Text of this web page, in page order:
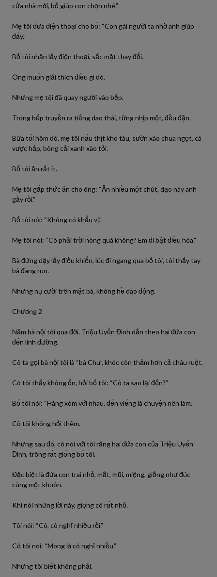
cửa nhà mới, bố giúp con chọn nhé.”
Mẹ tôi đưa điện thoại cho bố: “Con gái người ta nhờ anh giúp
đấy.”
Bố tôi nhận lấy điện thoại, sắc mặt thay đổi.
Ông muốn giải thích điều gì đó.
Nhưng mẹ tôi đã quay người vào bếp.
Trong bếp truyền ra tiếng dao thái, từng nhịp một, đều đặn.
Bữa tối hôm đó, mẹ tôi nấu thịt kho tàu, sườn xào chua ngọt, cá
vược hấp, bông cải xanh xào tỏi.
Bố tôi ăn rất ít.
Mẹ tôi gắp thức ăn cho ông: “Ăn nhiều một chút, dạo này anh
gầy rồi.”
Bố tôi nói: “Không có khẩu vị.”
Mẹ tôi nói: “Có phải trời nóng quá không? Em đi bật điều hòa.”
Bà đứng dậy lấy điều khiển, lúc đi ngang qua bố tôi, tôi thấy tay
bà đang run.
Nhưng nụ cười trên mặt bà, không hề dao động.
Chương 2
Năm bà nội tôi qua đời, Triệu Uyển Đình dẫn theo hai đứa con
đến linh đường.
Cô ta gọi bà nội tôi là “bà Chu”, khóc còn thảm hơn cả cháu ruột.
Cô tôi thấy không ổn, hỏi bố tôi: “Cô ta sao lại đến?”
Bố tôi nói: “Hàng xóm với nhau, đến viếng là chuyện nên làm.”
Cô tôi không hỏi thêm.
Nhưng sau đó, cô nói với tôi rằng hai đứa con của Triệu Uyển
Đình, trông rất giống bố tôi.
Đặc biệt là đứa con trai nhỏ, mắt, mũi, miệng, giống như đúc
cùng một khuôn.
Khi nói những lời này, giọng cô rất nhỏ.
Tôi nói: “Cô, cô nghĩ nhiều rồi.”
Cô tôi nói: “Mong là cô nghĩ nhiều.”
Nhưng tôi biết không phải.